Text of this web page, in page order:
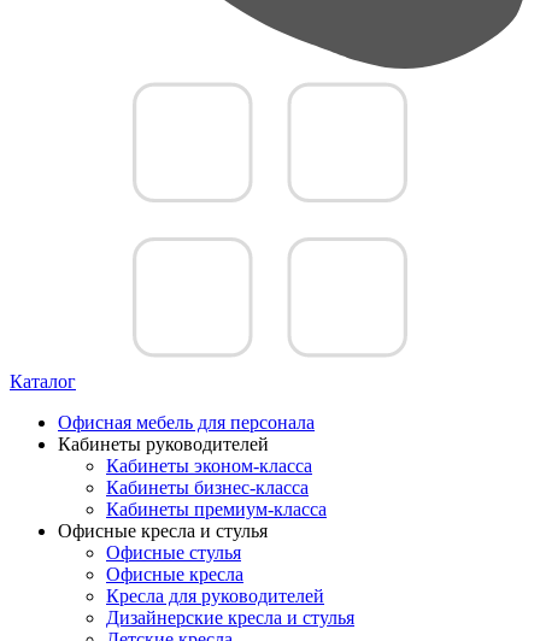
Каталог
Офисная мебель для персонала
Кабинеты руководителей
Кабинеты эконом-класса
Кабинеты бизнес-класса
Кабинеты премиум-класса
Офисные кресла и стулья
Офисные стулья
Офисные кресла
Кресла для руководителей
Дизайнерские кресла и стулья